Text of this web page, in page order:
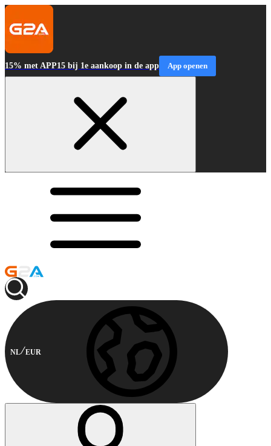
15% met APP15 bij 1e aankoop in de app App openen
NL EUR